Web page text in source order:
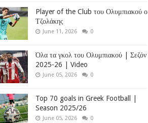
Player of the Club του Ολυμπιακού ο
Τζολάκης
June 11, 2026 0
Όλα τα γκολ του Ολυμπιακού | Σεζόν
2025-26 | Video
June 05, 2026 0
Top 70 goals in Greek Football |
Season 2025/26
June 05, 2026 0